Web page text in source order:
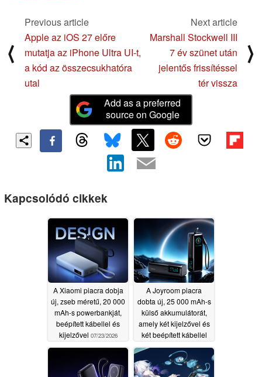
⟨
Previous article
Apple az iOS 27 előre
mutatja az iPhone Ultra UI-t,
a kód az összecsukhatóra
utal
Next article
Marshall Stockwell III
7 év szünet után
jelentős frissítéssel
tér vissza
⟩
Add as a preferred
source on Google
Kapcsolódó cikkek
A Xiaomi piacra dobja
új, zseb méretű, 20 000
mAh-s powerbankját,
beépített kábellel és
kijelzővel 07/23/2026
A Joyroom piacra
dobta új, 25 000 mAh-s
külső akkumulátorát,
amely két kijelzővel és
két beépített kábellel
rendelkezik07/16/2026